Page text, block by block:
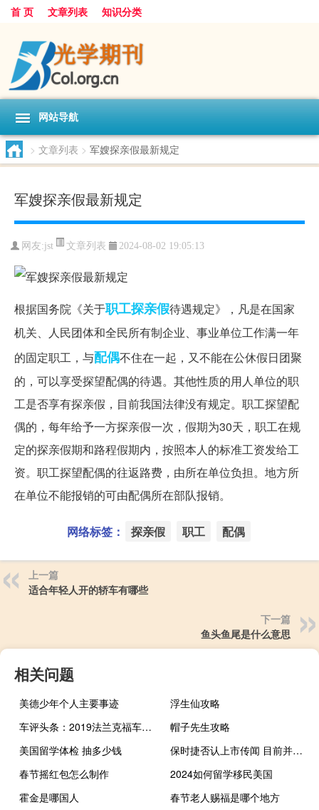
首 页 文章列表 知识分类
网站导航
> 文章列表 > 军嫂探亲假最新规定
军嫂探亲假最新规定
网友:jst 文章列表 2024-08-02 19:05:13
根据国务院《关于职工探亲假待遇规定》，凡是在国家
机关、人民团体和全民所有制企业、事业单位工作满一年
的固定职工，与配偶不住在一起，又不能在公休假日团聚
的，可以享受探望配偶的待遇。其他性质的用人单位的职
工是否享有探亲假，目前我国法律没有规定。职工探望配
偶的，每年给予一方探亲假一次，假期为30天，职工在规
定的探亲假期和路程假期内，按照本人的标准工资发给工
资。职工探望配偶的往返路费，由所在单位负担。地方所
在单位不能报销的可由配偶所在部队报销。
网络标签： 探亲假 职工 配偶
上一篇
适合年轻人开的轿车有哪些
下一篇
鱼头鱼尾是什么意思
相关问题
美德少年个人主要事迹
浮生仙攻略
车评头条：2019法兰克福车展 全新一代宝马X6静评
帽子先生攻略
美国留学体检 抽多少钱
保时捷否认上市传闻 目前并无任何IPO上市计划
春节摇红包怎么制作
2024如何留学移民美国
霍金是哪国人
春节老人赐福是哪个地方